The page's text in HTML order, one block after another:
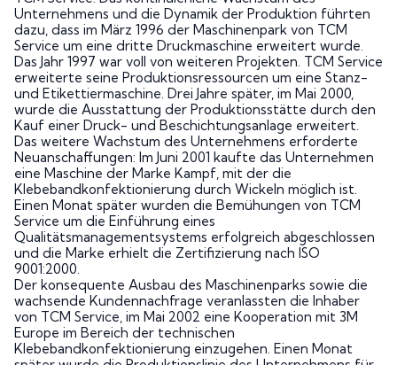
Unternehmens und die Dynamik der Produktion führten
dazu, dass im März 1996 der Maschinenpark von TCM
Service um eine dritte Druckmaschine erweitert wurde.
Das Jahr 1997 war voll von weiteren Projekten. TCM Service
erweiterte seine Produktionsressourcen um eine Stanz-
und Etikettiermaschine. Drei Jahre später, im Mai 2000,
wurde die Ausstattung der Produktionsstätte durch den
Kauf einer Druck- und Beschichtungsanlage erweitert.
Das weitere Wachstum des Unternehmens erforderte
Neuanschaffungen: Im Juni 2001 kaufte das Unternehmen
eine Maschine der Marke Kampf, mit der die
Klebebandkonfektionierung durch Wickeln möglich ist.
Einen Monat später wurden die Bemühungen von TCM
Service um die Einführung eines
Qualitätsmanagementsystems erfolgreich abgeschlossen
und die Marke erhielt die Zertifizierung nach ISO
9001:2000.
Der konsequente Ausbau des Maschinenparks sowie die
wachsende Kundennachfrage veranlassten die Inhaber
von TCM Service, im Mai 2002 eine Kooperation mit 3M
Europe im Bereich der technischen
Klebebandkonfektionierung einzugehen. Einen Monat